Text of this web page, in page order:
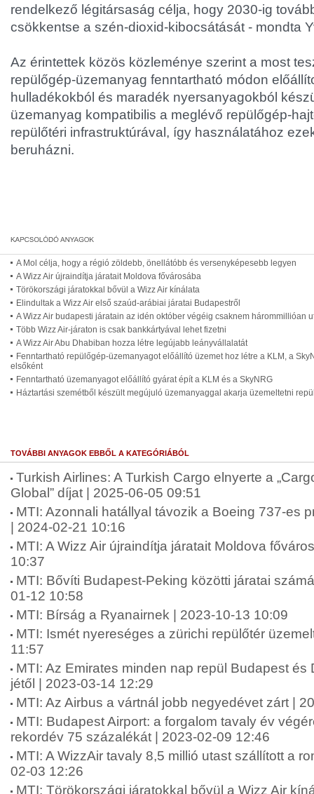
rendelkező légitársaság célja, hogy 2030-ig
csökkentse a szén-dioxid-kibocsátását - mondta
Az érintettek közös közleménye szerint a most
repülőgép-üzemanyag fenntartható módon
hulladékokból és maradék nyersanyagokból
üzemanyag kompatibilis a meglévő repülőgép-
repülőtéri infrastruktúrával, így használatához
beruházni.
A Mol célja, hogy a régió zöldebb, önellátóbb és versenyképesebb legyen
A Wizz Air újraindítja járatait Moldova fővárosába
Törökországi járatokkal bővül a Wizz Air kínálata
Elindultak a Wizz Air első szaúd-arábiai járatai Budapestről
A Wizz Air budapesti járatain az idén október végéig csaknem hárommillióan
Több Wizz Air-járaton is csak bankkártyával lehet fizetni
A Wizz Air Abu Dhabiban hozza létre legújabb leányvállalatát
Fenntartható repülőgép-üzemanyagot előállító üzemet hoz létre a KLM, a
elsőként
Fenntartható üzemanyagot előállító gyárat épít a KLM és a SkyNRG
Háztartási szemétből készült megújuló üzemanyaggal akarja üzemeltetni
TOVÁBBI ANYAGOK EBBŐL A KATEGÓRIÁBÓL
Turkish Airlines: A Turkish Cargo elnyerte a
Global” díjat | 2025-06-05 09:51
MTI: Azonnali hatállyal távozik a Boeing 737-es
| 2024-02-21 10:16
MTI: A Wizz Air újraindítja járatait Moldova
10:37
MTI: Bővíti Budapest-Peking közötti járatai
01-12 10:58
MTI: Bírság a Ryanairnek | 2023-10-13 10:09
MTI: Ismét nyereséges a zürichi repülőtér
11:57
MTI: Az Emirates minden nap repül Budapest és
jétől | 2023-03-14 12:29
MTI: Az Airbus a vártnál jobb negyedévet zárt |
MTI: Budapest Airport: a forgalom tavaly év
rekordév 75 százalékát | 2023-02-09 12:46
MTI: A WizzAir tavaly 8,5 millió utast szállított a
02-03 12:26
MTI: Törökországi járatokkal bővül a Wizz Air